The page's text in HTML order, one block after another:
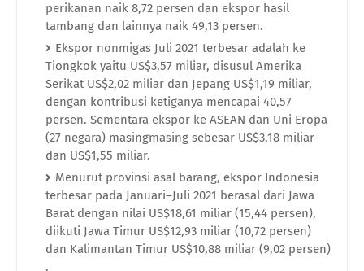
perikanan naik 8,72 persen dan ekspor hasil
tambang dan lainnya naik 49,13 persen.
Ekspor nonmigas Juli 2021 terbesar adalah ke
Tiongkok yaitu US$3,57 miliar, disusul Amerika
Serikat US$2,02 miliar dan Jepang US$1,19 miliar,
dengan kontribusi ketiganya mencapai 40,57
persen. Sementara ekspor ke ASEAN dan Uni Eropa
(27 negara) masingmasing sebesar US$3,18 miliar
dan US$1,55 miliar.
Menurut provinsi asal barang, ekspor Indonesia
terbesar pada Januari–Juli 2021 berasal dari Jawa
Barat dengan nilai US$18,61 miliar (15,44 persen),
diikuti Jawa Timur US$12,93 miliar (10,72 persen)
dan Kalimantan Timur US$10,88 miliar (9,02 persen)
.